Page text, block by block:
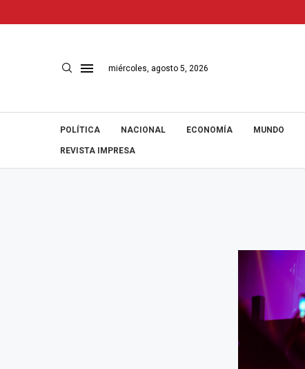
miércoles, agosto 5, 2026
POLÍTICA NACIONAL ECONOMÍA MUNDO
REVISTA IMPRESA